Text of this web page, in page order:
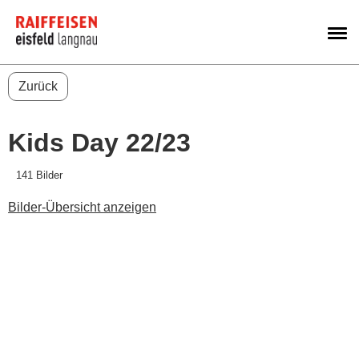
Zurück
Kids Day 22/23
141 Bilder
Bilder-Übersicht anzeigen